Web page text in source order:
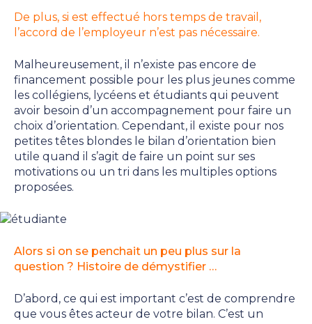
De plus, si est effectué hors temps de travail,
l’accord de l’employeur n’est pas nécessaire.
Malheureusement, il n’existe pas encore de
financement possible pour les plus jeunes comme
les collégiens, lycéens et étudiants qui peuvent
avoir besoin d’un accompagnement pour faire un
choix d’orientation. Cependant, il existe pour nos
petites têtes blondes le bilan d’orientation bien
utile quand il s’agit de faire un point sur ses
motivations ou un tri dans les multiples options
proposées.
Alors si on se penchait un peu plus sur la
question ? Histoire de démystifier …
D’abord, ce qui est important c’est de comprendre
que vous êtes acteur de votre bilan. C’est un